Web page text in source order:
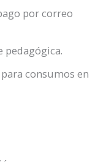
por correo
pedagógica.
consumos en